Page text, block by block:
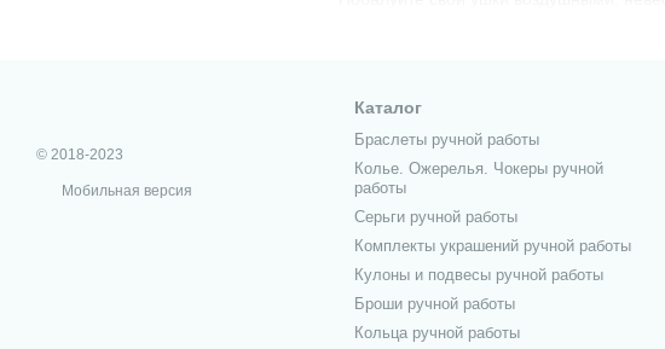
© 2018-2023
Мобильная версия
Каталог
Браслеты ручной работы
Колье. Ожерелья. Чокеры ручной
работы
Серьги ручной работы
Комплекты украшений ручной работы
Кулоны и подвесы ручной работы
Броши ручной работы
Кольца ручной работы